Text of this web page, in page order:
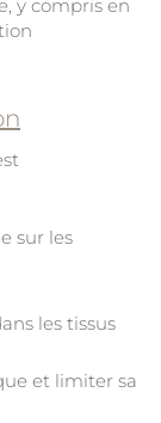
y compris en
sur les
les tissus
et limiter sa